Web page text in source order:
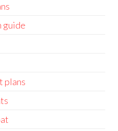
guide
plans